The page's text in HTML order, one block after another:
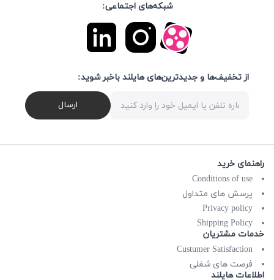
شبکه‌های اجتماعی:
از تخفیف‌ها و جدیدترین‌های هایلند باخبر شوید:
ارسال
راهنمای خرید
Conditions of use
پرسش های متداول
Privacy policy
Shipping Policy
خدمات مشتریان
Custumer Satisfaction
فرصت های شغلی
اطلاعات هایلند